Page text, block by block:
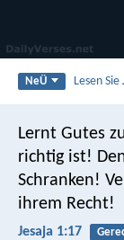
NeÜ Lesen Sie
Lernt Gutes
richtig ist!
Schranken!
ihrem Recht!
Jesaja 1:17